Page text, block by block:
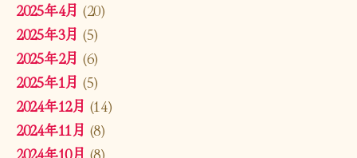
2025年4月 (20)
2025年3月 (5)
2025年2月 (6)
2025年1月 (5)
2024年12月 (14)
2024年11月 (8)
2024年10月 (8)